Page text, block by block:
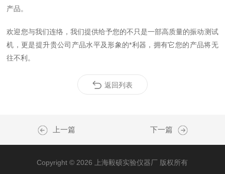
产品。
欢迎您与我们连络，我们提供给予您的不只是一部高质量的振动测试
机，更是提升贵公司产品水平及形象的*利器，拥有它您的产品将无
往不利。
返回列表
上一篇 下一篇
Copyright © 2026 上海毅硕实验仪器厂 版权所有